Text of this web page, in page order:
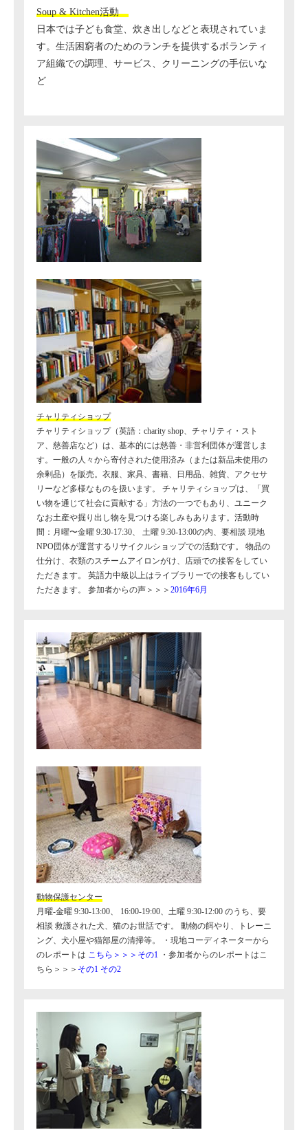
Soup & Kitchen活動
日本では子ども食堂、炊き出しなどと表現されていま
す。生活困窮者のためのランチを提供するボランティ
ア組織での調理、サービス、クリーニングの手伝いな
ど
チャリティショップ
チャリティショップ（英語：charity shop、チャリティ・スト
ア、慈善店など）は、基本的には慈善・非営利団体が運営しま
す。一般の人々から寄付された使用済み（または新品未使用の
余剰品）を販売。衣服、家具、書籍、日用品、雑貨、アクセサ
リーなど多様なものを扱います。 チャリティショップは、「買
い物を通じて社会に貢献する」方法の一つでもあり、ユニーク
なお土産や掘り出し物を見つける楽しみもあります。活動時
間：月曜〜金曜 9:30-17:30、 土曜 9:30-13:00の内、要相談 現地
NPO団体が運営するリサイクルショップでの活動です。 物品の
仕分け、衣類のスチームアイロンがけ、店頭での接客をしてい
ただきます。 英語力中級以上はライブラリーでの接客もしてい
ただきます。 参加者からの声＞＞＞ 2016年6月
動物保護センター
月曜-金曜 9:30-13:00、 16:00-19:00、土曜 9:30-12:00 のうち、要
相談 救護された犬、猫のお世話です。 動物の餌やり、トレーニ
ング、犬小屋や猫部屋の清掃等。 ・現地コーディネーターから
のレポートは こちら＞＞＞その1 ・参加者からのレポートはこ
ちら＞＞＞ その1 その2